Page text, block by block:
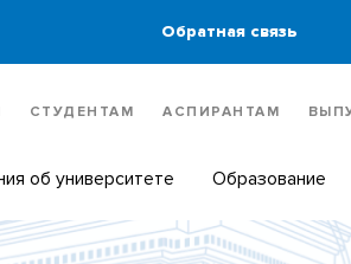
Обратная связь
СТУДЕНТАМ АСПИРАНТАМ
об университете Образование